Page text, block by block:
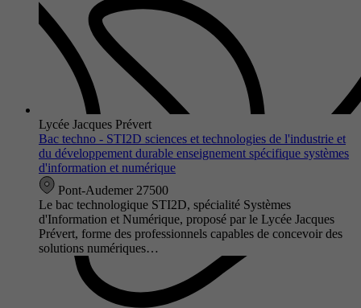
Lycée Jacques Prévert
Bac techno - STI2D sciences et technologies de l'industrie et
du développement durable enseignement spécifique systèmes
d'information et numérique
Pont-Audemer 27500
Le bac technologique STI2D, spécialité Systèmes
d'Information et Numérique, proposé par le Lycée Jacques
Prévert, forme des professionnels capables de concevoir des
solutions numériques…